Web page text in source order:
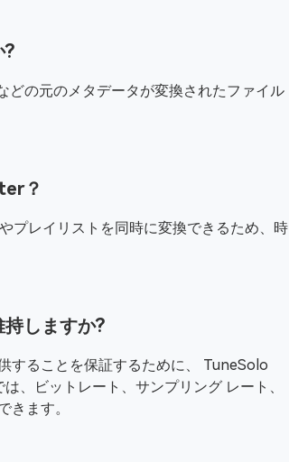
?
の元のメタデータが変換されたファイル
？
プレイリストを同時に変換できるため、時
しますか?
することを保証するために、 TuneSolo
ビットレート、サンプリング レート、
ます。